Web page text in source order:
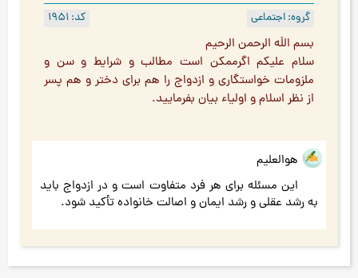
کد: 1951 گروه: اجتماعی
بسم اللَه الرحمن الرحیم
سلام علیکم اگرممکن است مطالب و شرایط و سن و
ملزومات خواستگاری و ازدواج را هم برای دختر و هم پسر
از نظر اسلام و اولیاء بیان بفرمایید.
هوالعلیم
این مسئله برای هر فرد متفاوت است و در ازدواج باید
به رشد عقلی و رشد ایمان و اصالت خانواده تأکید شود.